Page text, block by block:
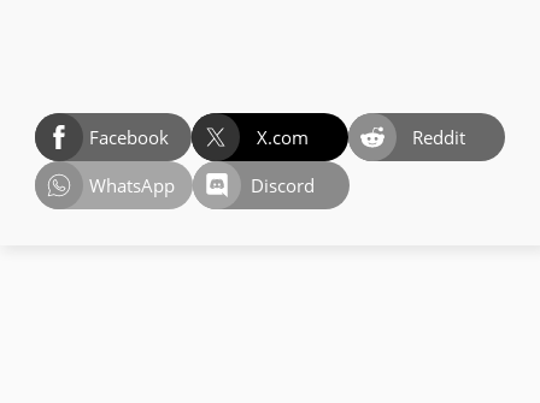
Facebook X.com
Reddit
WhatsApp
Discord